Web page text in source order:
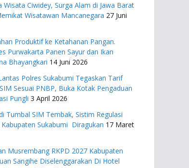
Wisata Ciwidey, Surga Alam di Jawa Barat
Wisatawan Mancanegara 27 Juni
Produktif ke Ketahanan Pangan.
Purwakarta Panen Sayur dan Ikan
Bhayangkari 14 Juni 2026
Polres Sukabumi Tegaskan Tarif
Sesuai PNBP, Buka Kotak Pengaduan
Pungli 3 April 2026
Tumbal SIM Tembak, Sistim Regulasi
Kabupaten Sukabumi Diragukan 17 Maret
Musrembang RKPD 2027 ​Kabupaten
Sangihe Diselenggarakan Di Hotel